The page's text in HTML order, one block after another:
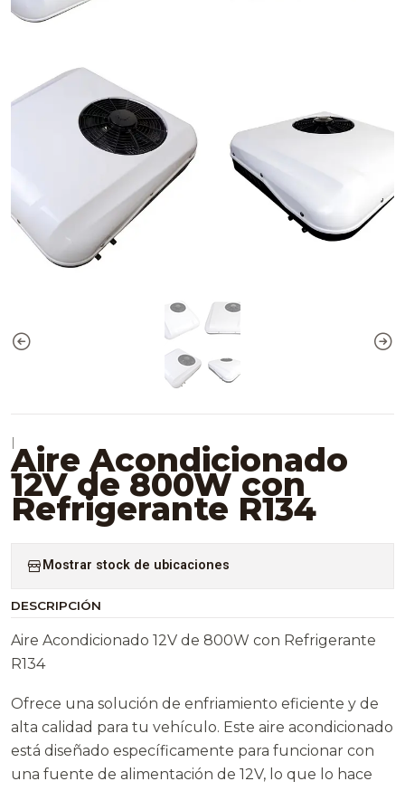
|
Aire Acondicionado
12V de 800W con
Refrigerante R134
Mostrar stock de ubicaciones
DESCRIPCIÓN
Aire Acondicionado 12V de 800W con Refrigerante
R134
Ofrece una solución de enfriamiento eficiente y de
alta calidad para tu vehículo. Este aire acondicionado
está diseñado específicamente para funcionar con
una fuente de alimentación de 12V, lo que lo hace